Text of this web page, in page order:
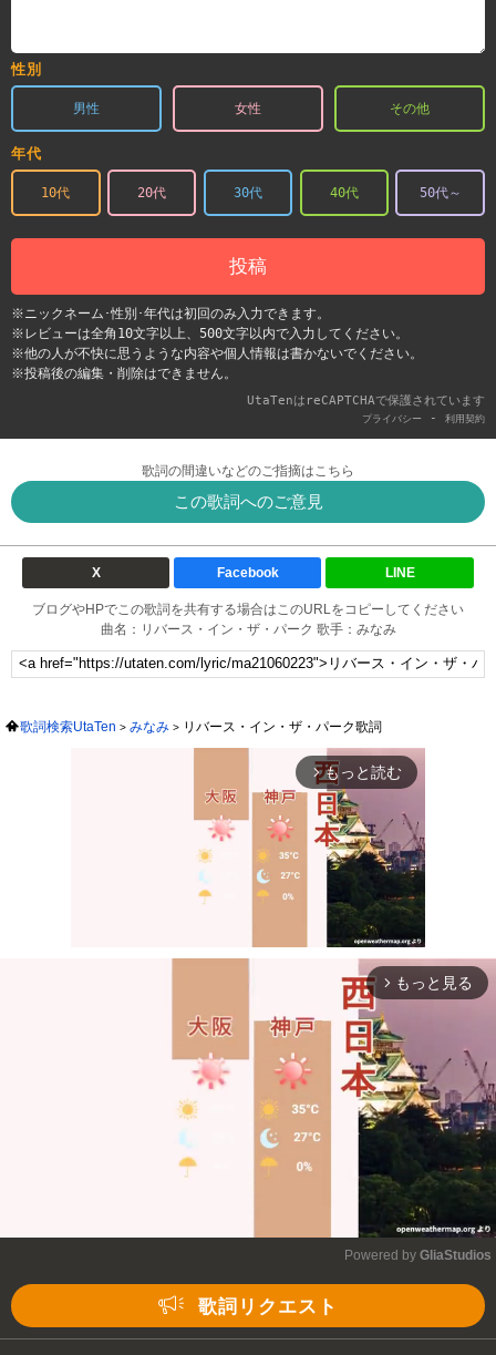
性別
男性 女性 その他
年代
10代 20代 30代 40代 50代～
投稿
※ニックネーム･性別･年代は初回のみ入力できます。
※レビューは全角10文字以上、500文字以内で入力してください。
※他の人が不快に思うような内容や個人情報は書かないでください。
※投稿後の編集・削除はできません。
UtaTenはreCAPTCHAで保護されています
プライバシー - 利用契約
歌詞の間違いなどのご指摘はこちら
この歌詞へのご意見
X Facebook LINE
ブログやHPでこの歌詞を共有する場合はこのURLをコピーしてください
曲名：リバース・イン・ザ・パーク 歌手：みなみ
歌詞検索UtaTen みなみ リバース・イン・ザ・パーク歌詞
arrow_forward_ios もっと読む
Mute
arrow_forward_ios もっと見る
Powered by GliaStudios
歌詞リクエスト